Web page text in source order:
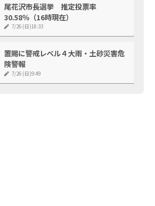
尾花沢市長選挙 推定投票率
30.58％（16時現在）
7/26 (日)18:33
置賜に警戒レベル４大雨・土砂災害危
険警報
7/26 (日)9:49